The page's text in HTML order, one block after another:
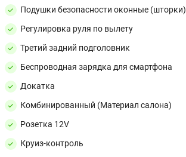
Подушки безопасности оконные (шторки)
Регулировка руля по вылету
Третий задний подголовник
Беспроводная зарядка для смартфона
Докатка
Комбинированный (Материал салона)
Розетка 12V
Круиз-контроль